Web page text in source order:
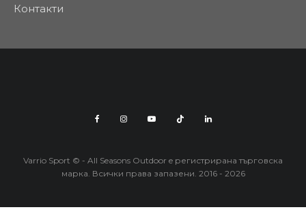
Контакти
Varrio Sport © - All Seasons Outdoor e регистрирана търговска
марка. Всички права запазени. 2016 - 2026